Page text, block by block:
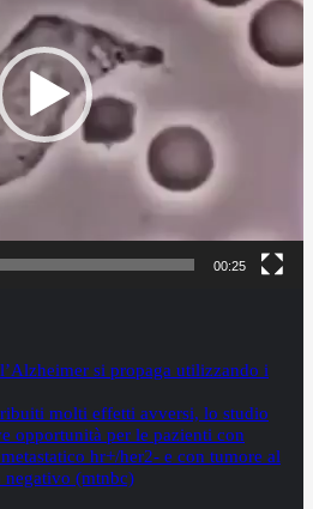
00:25
si propaga utilizzando i
molti effetti avversi, lo studio
opportunità per le pazienti con
hr+/her2- e con tumore al
negativo (mtnbc)